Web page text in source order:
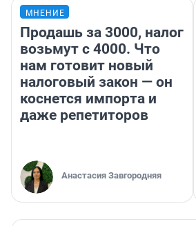
МНЕНИЕ
Продашь за 3000, налог
возьмут с 4000. Что
нам готовит новый
налоговый закон — он
коснется импорта и
даже репетиторов
Анастасия Завгородняя